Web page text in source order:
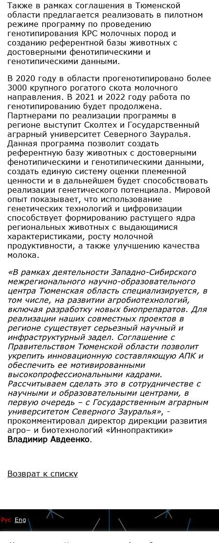
Также в рамках соглашения в Тюменской
области предлагается реализовать в пилотном
режиме программу по проведению
генотипирования КРС молочных пород и
созданию референтной базы животных с
достоверными фенотипическими и
генотипическими данными.
В 2020 году в области прогенотипировано более
3000 крупного рогатого скота молочного
направления. В 2021 и 2022 году работа по
генотипированию будет продолжена.
Партнерами по реализации программы в
регионе выступит Сколтех и Государственный
аграрный университет Северного Зауралья.
Данная программа позволит создать
референтную базу животных с достоверными
фенотипическими и генотипическими данными,
создать единую систему оценки племенной
ценности и в дальнейшем будет способствовать
реализации генетического потенциала. Мировой
опыт показывает, что использование
генетических технологий и цифровизации
способствует формированию растущего ядра
региональных животных с выдающимися
характеристиками, росту молочной
продуктивности, а также улучшению качества
молока.
«В рамках деятельности Западно-Сибирского
межрегионального научно-образовательного
центра Тюменская область специализируется, в
том числе, на развитии агробиотехнологий,
включая разработку новых биопрепаратов. Для
реализации наших совместных проектов в
регионе существует серьезный научный и
инфраструктурный задел. Соглашение с
Правительством Тюменской области позволит
укрепить инновационную составляющую АПК и
обеспечить ее мотивированными
высокопрофессиональными кадрами.
Рассчитываем сделать это в сотрудничестве с
научными и образовательными центрами, в
первую очередь – с Государственным аграрным
университетом Северного Зауралья», -
прокомментировал директор дирекции развития
агро– и биотехнологий «Иннопрактики»
Владимир Авдеенко.
Возврат к списку
Рус Eng